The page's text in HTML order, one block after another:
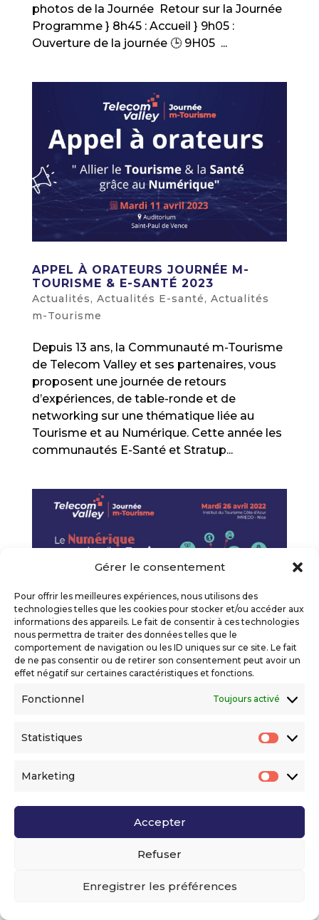
Gérer le consentement
Pour offrir les meilleures expériences, nous utilisons des
technologies telles que les cookies pour stocker et/ou accéder aux
informations des appareils. Le fait de consentir à ces technologies
nous permettra de traiter des données telles que le
comportement de navigation ou les ID uniques sur ce site. Le fait
de ne pas consentir ou de retirer son consentement peut avoir un
effet négatif sur certaines caractéristiques et fonctions.
Fonctionnel Toujours activé
Statistiques
Marketing
Accepter
Refuser
Enregistrer les préférences
photos de la Journée Retour sur la Journée
Programme } 8h45 : Accueil } 9h05 :
Ouverture de la journée 🕒 9H05 ...
APPEL À ORATEURS JOURNÉE M-
TOURISME & E-SANTÉ 2023
Actualités, Actualités E-santé, Actualités
m-Tourisme
Depuis 13 ans, la Communauté m-Tourisme
de Telecom Valley et ses partenaires, vous
proposent une journée de retours
d’expériences, de table-ronde et de
networking sur une thématique liée au
Tourisme et au Numérique. Cette année les
communautés E-Santé et Stratup...
JOURNÉE M-TOURISME 2022 – LES
ATOUTS DE LA CÔTE D’AZUR EN
MATIÈRE DE TOURISME DURABLE ET
Actualités Actualités m-Tourisme
La Journée m-Tourisme 2022 proposée par
des témoignages variés et de qualité,
numériques en faveur d’un Tourisme
durable et...